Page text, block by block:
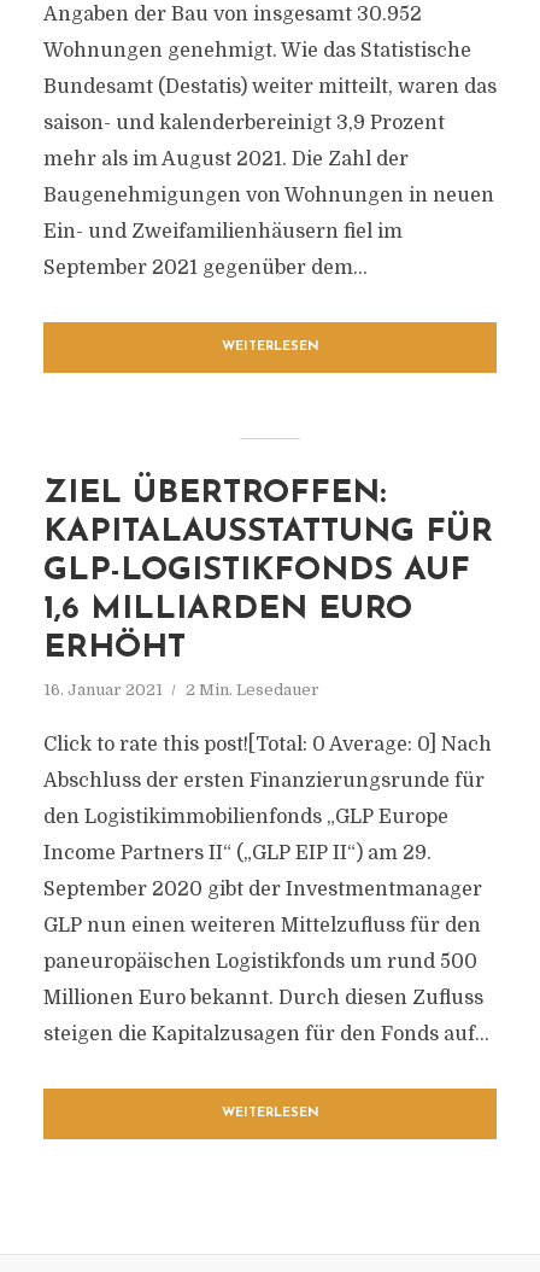
Angaben der Bau von insgesamt 30.952
Wohnungen genehmigt. Wie das Statistische
Bundesamt (Destatis) weiter mitteilt, waren das
saison- und kalenderbereinigt 3,9 Prozent
mehr als im August 2021. Die Zahl der
Baugenehmigungen von Wohnungen in neuen
Ein- und Zweifamilienhäusern fiel im
September 2021 gegenüber dem...
WEITERLESEN
ZIEL ÜBERTROFFEN:
KAPITALAUSSTATTUNG FÜR
GLP-LOGISTIKFONDS AUF
1,6 MILLIARDEN EURO
ERHÖHT
16. Januar 2021 2 Min. Lesedauer
Click to rate this post![Total: 0 Average: 0] Nach
Abschluss der ersten Finanzierungsrunde für
den Logistikimmobilienfonds „GLP Europe
Income Partners II“ („GLP EIP II“) am 29.
September 2020 gibt der Investmentmanager
GLP nun einen weiteren Mittelzufluss für den
paneuropäischen Logistikfonds um rund 500
Millionen Euro bekannt. Durch diesen Zufluss
steigen die Kapitalzusagen für den Fonds auf...
WEITERLESEN